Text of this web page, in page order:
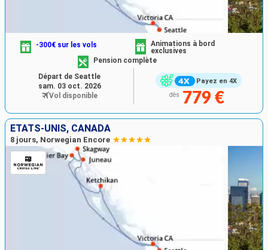
Payez en 4X
-300€ sur les vols
Animations à bord
exclusives
Pension complète
dès 779 €
Départ de Seattle
sam. 03 oct. 2026
Vol disponible
ÉTATS-UNIS, CANADA
8 jours, Norwegian Encore